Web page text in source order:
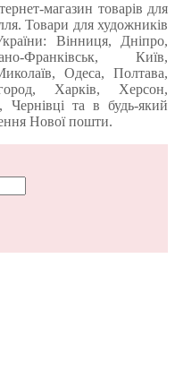
магазин товарів для
Товари для художників
Вінниця, Дніпро,
Франківськ, Київ,
Одеса, Полтава,
Харків, Херсон,
Чернівці та в будь-який
Нової пошти.